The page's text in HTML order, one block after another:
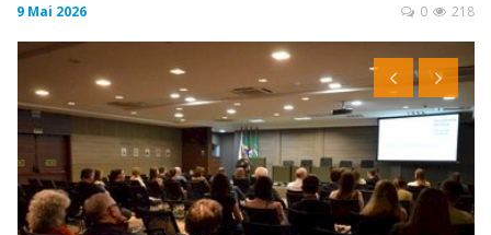
GERAL
EDITAIS
CONTATO
A FOLHA REGIONAL DIGITAL
9 Mai 2026 218
0